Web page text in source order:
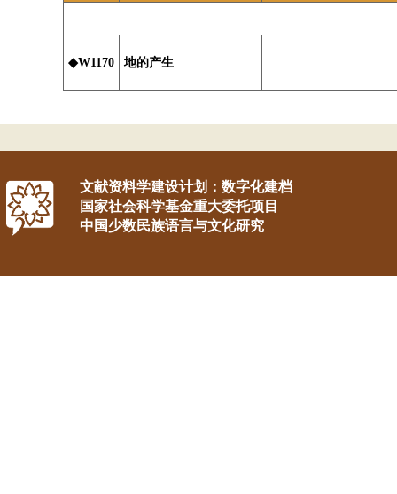
◆W1170 地的产生
文献资料学建设计划：数字化建档
国家社会科学基金重大委托项目
中国少数民族语言与文化研究